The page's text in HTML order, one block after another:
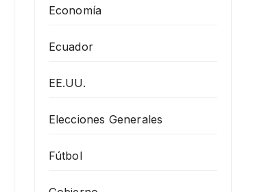
Economía
Ecuador
EE.UU.
Elecciones Generales
Fútbol